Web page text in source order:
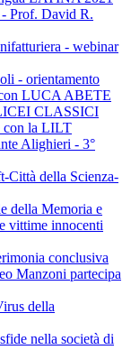
Prof. David R.
- webinar
- orientamento
LUCA ABETE
CLASSICI
con la LILT
Alighieri - 3°
Città della Scienza-
della Memoria e
vittime innocenti
conclusiva
Manzoni partecipa
della
nella società di